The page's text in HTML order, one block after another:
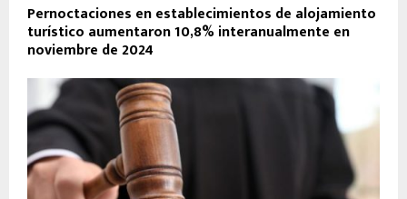
Pernoctaciones en establecimientos de alojamiento
turístico aumentaron 10,8% interanualmente en
noviembre de 2024